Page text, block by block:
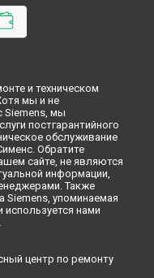
Plus s500 Siemens в
Plus s500 Siemens в
Plus s500 Siemens в
Plus s500 Siemens в
Plus s500 Siemens в
Plus s500 Siemens в
Plus s500 Siemens в
и техническом
мы и не
Siemens, мы
постгарантийного
обслуживание
Обратите
сайте, не являются
информации,
Также
Siemens, упоминаемая
используется нами
центр по ремонту